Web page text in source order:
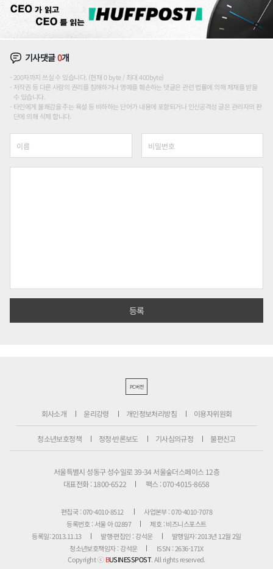
기사댓글0개
200자까지 쓰실 수 있습니다. (현재 0 byte / 최대 400byte)
저작권 등 다른 사람의 권리를 침해하거나 명예를 훼손하는 댓글은 관련 법률에 의해 제재를 받을
수 있습니다.
타인에게 불쾌감을 주는 욕설 등 비하하는 단어가 내용에 포함되거나 인신공격성 글은 관리자의 판
단에 의해 삭제 합니다.
PC버전
회사소개 윤리강령 개인정보처리방침 이용자위원회
청소년보호정책 정정·반론보도 기사심의규정 불편신고
서울특별시 성동구 성수일로 39-34 서울숲더스페이스 12층
대표전화 : 1800-6522
팩스 : 070-4015-8658
편집국 : 070-4010-8512
사업본부 : 070-4010-7078
등록번호 : 서울 아 02897
제호 : 비즈니스포스트
등록일: 2013.11.13
발행·편집인 : 강석운
발행일자: 2013년 12월 2일
청소년보호책임자 : 강석운
ISSN : 2636-171X
Copyright ⓒBUSINESSPOST. All rights reserved.